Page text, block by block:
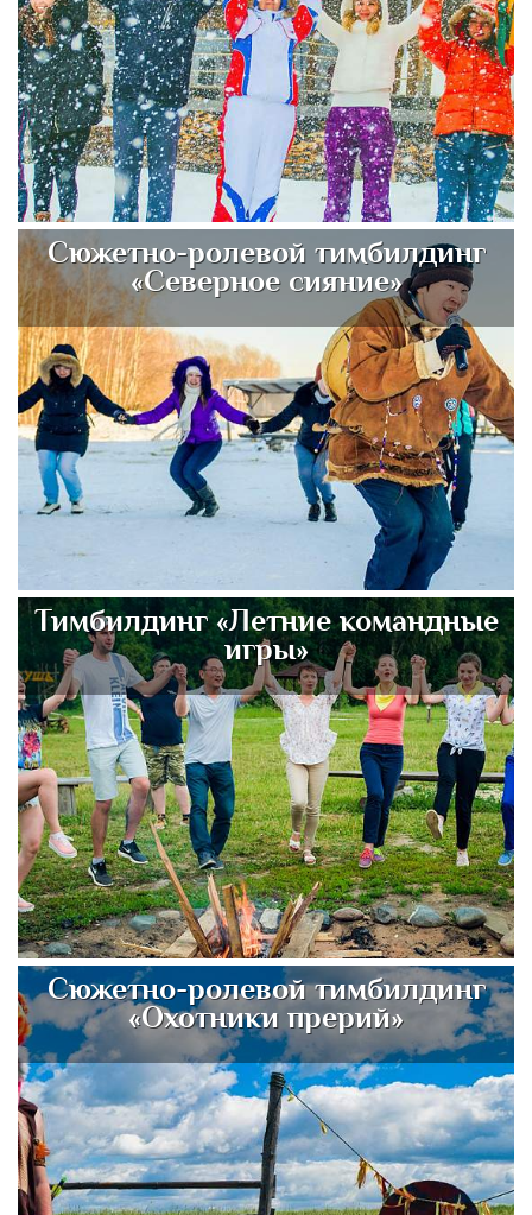
Сюжетно-ролевой тимбилдинг
«Северное сияние»
Тимбилдинг «Летние командные
игры»
Сюжетно-ролевой тимбилдинг
«Охотники прерий»